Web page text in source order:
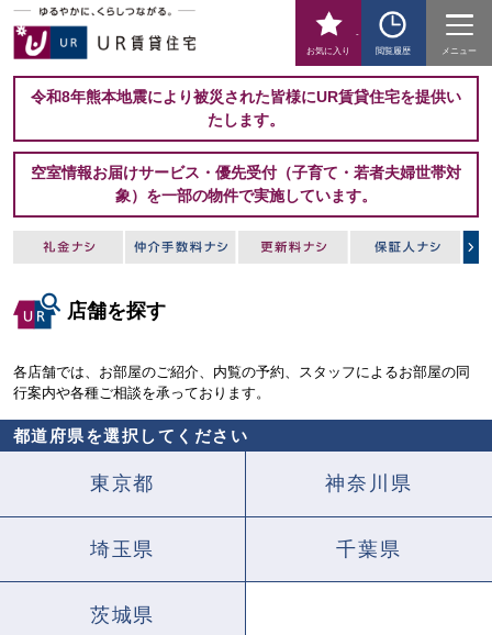
お気に入り
-
閲覧履歴
メニュー
令和8年熊本地震により被災された皆様にUR賃貸住宅を提供い
たします。
空室情報お届けサービス・優先受付（子育て・若者夫婦世帯対
象）を一部の物件で実施しています。
店舗を探す
各店舗では、お部屋のご紹介、内覧の予約、スタッフによるお部屋の同
行案内や各種ご相談を承っております。
都道府県を選択してください
東京都 神奈川県
埼玉県 千葉県
茨城県